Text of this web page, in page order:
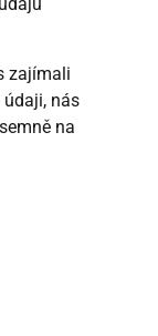
zajímali
nás
na